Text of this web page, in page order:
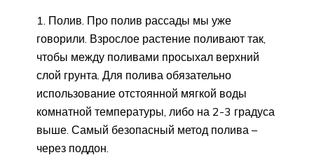
Полив. Про полив рассады мы уже
говорили. Взрослое растение поливают так,
чтобы между поливами просыхал верхний
слой грунта. Для полива обязательно
использование отстоянной мягкой воды
комнатной температуры, либо на 2-3 градуса
выше. Самый безопасный метод полива –
через поддон.